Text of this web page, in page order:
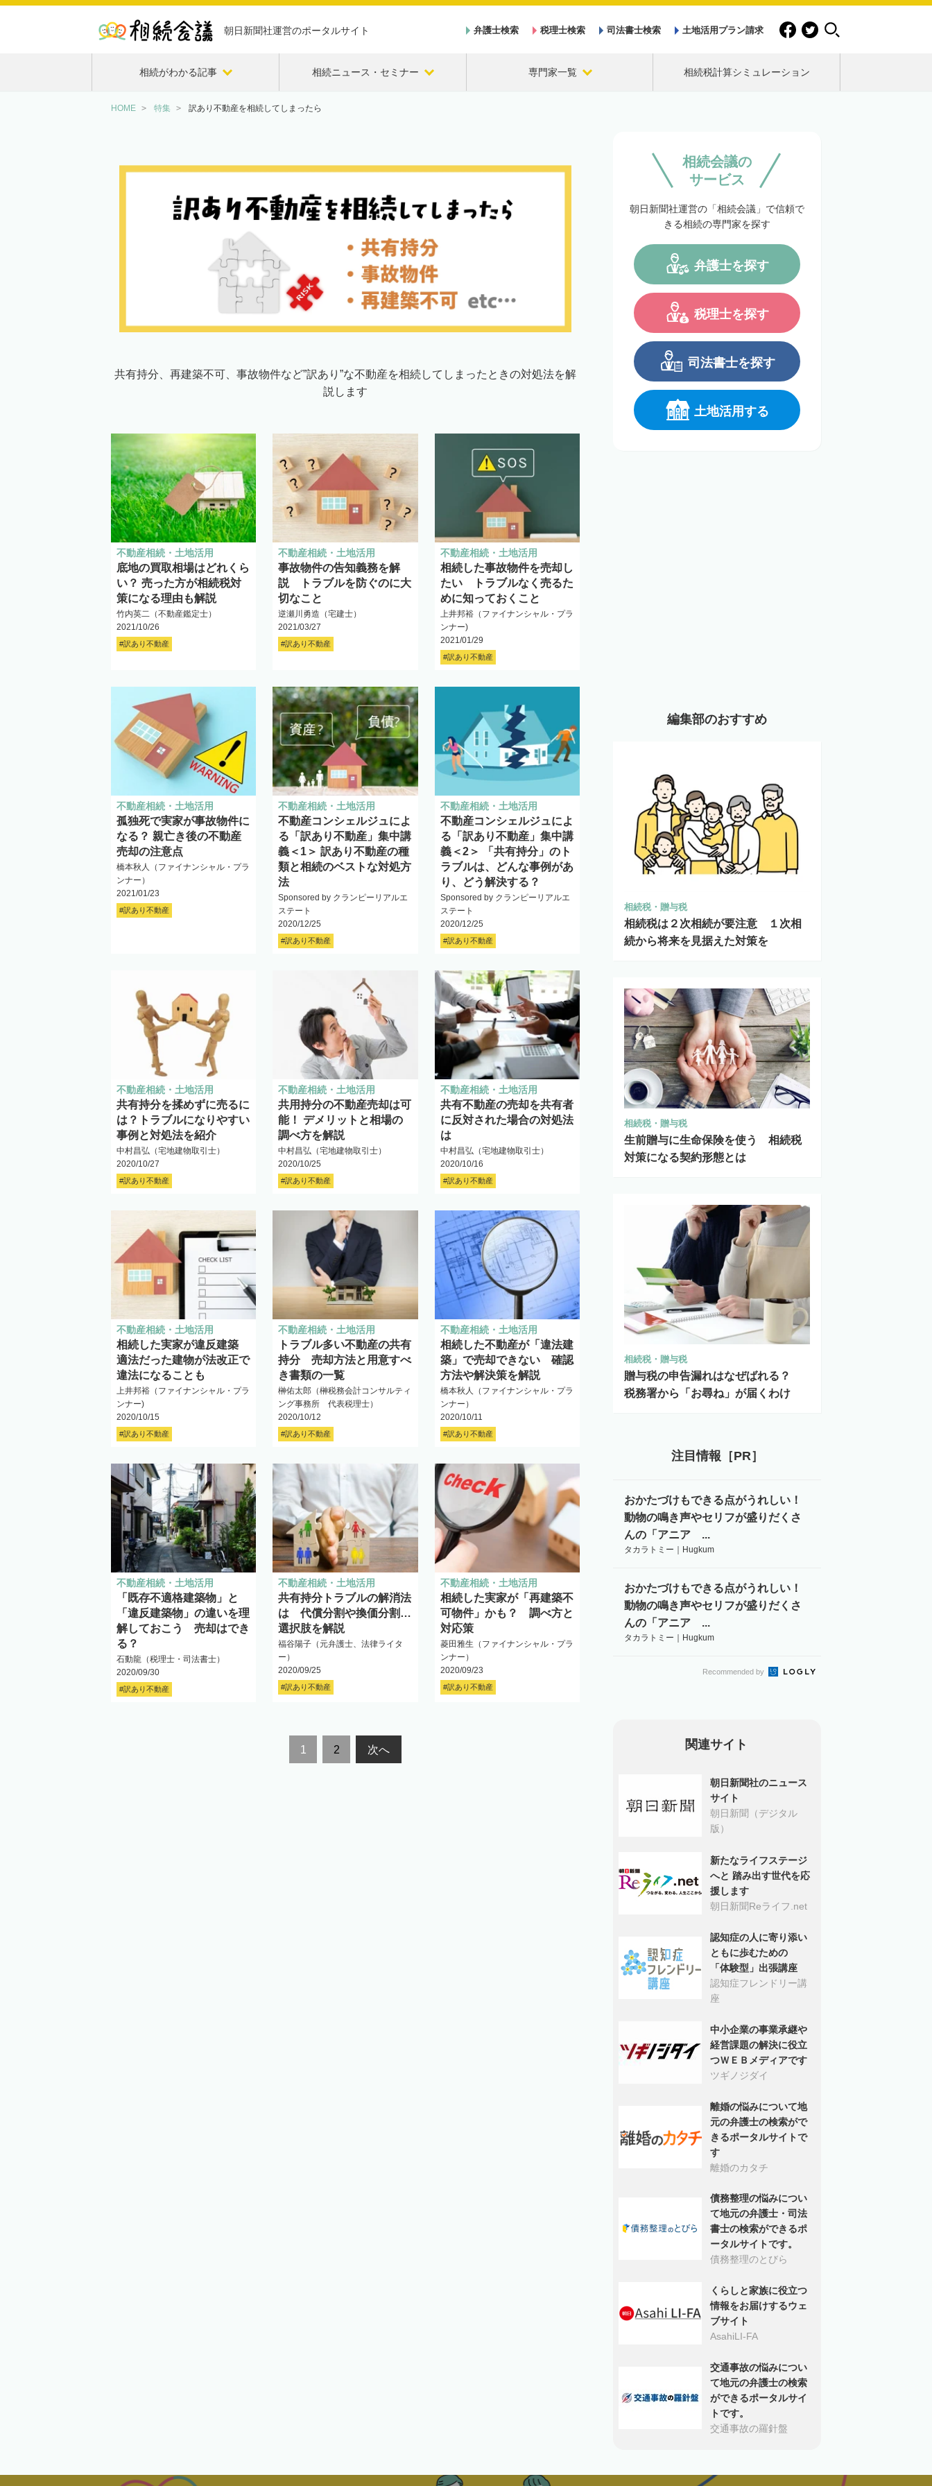
朝日新聞社運営のポータルサイト 弁護士検索 税理士検索 司法書士検索 土地活用プラン請求
相続がわかる記事 相続ニュース・セミナー 専門家一覧 相続税計算シミュレーション
HOME 特集 訳あり不動産を相続してしまったら
共有持分、再建築不可、事故物件など”訳あり”な不動産を相続してしまったときの対処法を解
説します
不動産相続・土地活用
底地の買取相場はどれくら
い？ 売った方が相続税対
策になる理由も解説
竹内英二（不動産鑑定士）
2021/10/26
#訳あり不動産
不動産相続・土地活用
事故物件の告知義務を解
説 トラブルを防ぐのに大
切なこと
逆瀬川勇造（宅建士）
2021/03/27
#訳あり不動産
不動産相続・土地活用
相続した事故物件を売却し
たい トラブルなく売るた
めに知っておくこと
上井邦裕（ファイナンシャル・プラ
ンナー)
2021/01/29
#訳あり不動産
不動産相続・土地活用
孤独死で実家が事故物件に
なる？ 親亡き後の不動産
売却の注意点
橋本秋人（ファイナンシャル・プラ
ンナー）
2021/01/23
#訳あり不動産
不動産相続・土地活用
不動産コンシェルジュによ
る「訳あり不動産」集中講
義＜1＞ 訳あり不動産の種
類と相続のベストな対処方
法
Sponsored by クランピーリアルエ
ステート
2020/12/25
#訳あり不動産
不動産相続・土地活用
不動産コンシェルジュによ
る「訳あり不動産」集中講
義＜2＞ 「共有持分」のト
ラブルは、どんな事例があ
り、どう解決する？
Sponsored by クランピーリアルエ
ステート
2020/12/25
#訳あり不動産
不動産相続・土地活用
共有持分を揉めずに売るに
は？トラブルになりやすい
事例と対処法を紹介
中村昌弘（宅地建物取引士）
2020/10/27
#訳あり不動産
不動産相続・土地活用
共用持分の不動産売却は可
能！ デメリットと相場の
調べ方を解説
中村昌弘（宅地建物取引士）
2020/10/25
#訳あり不動産
不動産相続・土地活用
共有不動産の売却を共有者
に反対された場合の対処法
は
中村昌弘（宅地建物取引士）
2020/10/16
#訳あり不動産
不動産相続・土地活用
相続した実家が違反建築
適法だった建物が法改正で
違法になることも
上井邦裕（ファイナンシャル・プラ
ンナー)
2020/10/15
#訳あり不動産
不動産相続・土地活用
トラブル多い不動産の共有
持分 売却方法と用意すべ
き書類の一覧
榊佑太郎（榊税務会計コンサルティ
ング事務所 代表税理士）
2020/10/12
#訳あり不動産
不動産相続・土地活用
相続した不動産が「違法建
築」で売却できない 確認
方法や解決策を解説
橋本秋人（ファイナンシャル・プラ
ンナー）
2020/10/11
#訳あり不動産
不動産相続・土地活用
「既存不適格建築物」と
「違反建築物」の違いを理
解しておこう 売却はでき
る？
石動龍（税理士・司法書士）
2020/09/30
#訳あり不動産
不動産相続・土地活用
共有持分トラブルの解消法
は 代償分割や換価分割…
選択肢を解説
福谷陽子（元弁護士、法律ライタ
ー）
2020/09/25
#訳あり不動産
不動産相続・土地活用
相続した実家が「再建築不
可物件」かも？ 調べ方と
対応策
菱田雅生（ファイナンシャル・プラ
ンナー）
2020/09/23
#訳あり不動産
1 2 次へ
相続会議の
サービス
朝日新聞社運営の「相続会議」で信頼で
きる相続の専門家を探す
弁護士を探す
税理士を探す
司法書士を探す
土地活用する
編集部のおすすめ
相続税・贈与税
相続税は２次相続が要注意 １次相
続から将来を見据えた対策を
相続税・贈与税
生前贈与に生命保険を使う 相続税
対策になる契約形態とは
相続税・贈与税
贈与税の申告漏れはなぜばれる？
税務署から「お尋ね」が届くわけ
注目情報［PR］
おかたづけもできる点がうれしい！
動物の鳴き声やセリフが盛りだくさ
んの「アニア ...
タカラトミー｜Hugkum
おかたづけもできる点がうれしい！
動物の鳴き声やセリフが盛りだくさ
んの「アニア ...
タカラトミー｜Hugkum
Recommended by
関連サイト
朝日新聞社のニュース
サイト
朝日新聞（デジタル
版）
新たなライフステージ
へと 踏み出す世代を応
援します
朝日新聞Reライフ.net
認知症の人に寄り添い
ともに歩むための
「体験型」出張講座
認知症フレンドリー講
座
中小企業の事業承継や
経営課題の解決に役立
つＷＥＢメディアです
ツギノジダイ
離婚の悩みについて地
元の弁護士の検索がで
きるポータルサイトで
す
離婚のカタチ
債務整理の悩みについ
て地元の弁護士・司法
書士の検索ができるポ
ータルサイトです。
債務整理のとびら
くらしと家族に役立つ
情報をお届けするウェ
ブサイト
AsahiLI-FA
交通事故の悩みについ
て地元の弁護士の検索
ができるポータルサイ
トです。
交通事故の羅針盤